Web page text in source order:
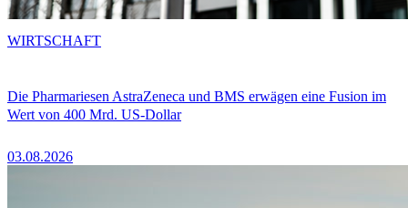
Die Pharmariesen AstraZeneca und BMS erwägen eine Fusion im
Wert von 400 Mrd. US-Dollar
03.08.2026
WIRTSCHAFT